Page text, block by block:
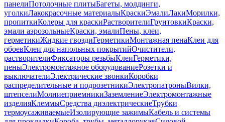
панелиПотолочные плитыБагеты, молдинги,
уголкиЛакокрасочные материалыКраскиЭмалиЛакиМорилки,
пропиткиКолеры для краскиРастворителиГрунтовкиКраски,
эмали аэрозольныеКраски, эмалиПены, клеи,
герметикиЖидкие гвоздиГерметикиМонтажная пенаКлеи для
обоевКлеи для напольных покрытийОчистители,
растворителиФиксаторы резьбыКлеиГерметики,
пеныЭлектромонтажное оборудованиеРозетки и
выключателиЭлектрические звонкиКоробки
распределительные и подрозетникиЭлектропатроныВилки,
штепселиМолниеприемникиЗаземлениеЭлектромонтажные
изделияКлеммыСредства диэлектрическиеТрубки
термоусаживаемыеИзолирующие зажимыКабель и системы